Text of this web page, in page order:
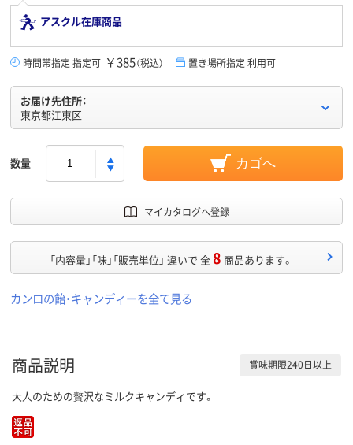
アスクル在庫商品
時間帯指定 指定可 ￥385（税込） 置き場所指定 利用可
お届け先住所：
東京都江東区
数量 カゴへ
マイカタログへ登録
「内容量」「味」「販売単位」 違いで 全8 商品あります。
カンロの飴・キャンディーを全て見る
商品説明 賞味期限240日以上
大人のための贅沢なミルクキャンディです。